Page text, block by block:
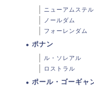
ニューアムステ
ノールダム
フォーレンダム
ポナン
ル・ソレアル
ロストラル
ポール・ゴーギャ